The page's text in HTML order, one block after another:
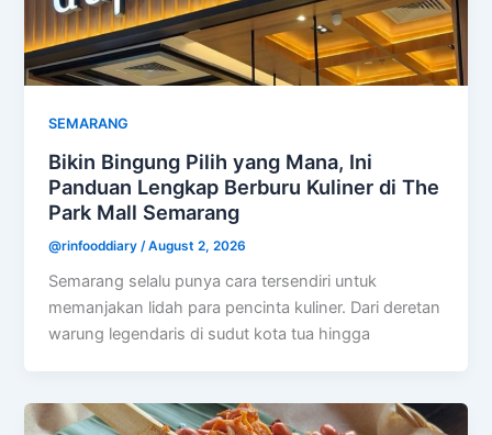
SEMARANG
Bikin Bingung Pilih yang Mana, Ini
Panduan Lengkap Berburu Kuliner di The
Park Mall Semarang
@rinfooddiary /August 2, 2026
Semarang selalu punya cara tersendiri untuk
memanjakan lidah para pencinta kuliner. Dari deretan
warung legendaris di sudut kota tua hingga